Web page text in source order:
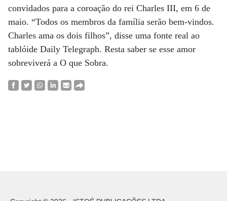
convidados para a coroação do rei Charles III, em 6 de
maio. “Todos os membros da família serão bem-vindos.
Charles ama os dois filhos”, disse uma fonte real ao
tablóide Daily Telegraph. Resta saber se esse amor
sobreviverá a O que Sobra.